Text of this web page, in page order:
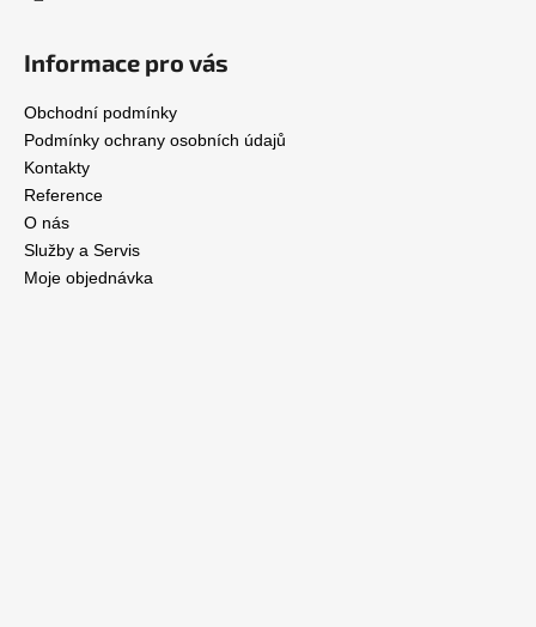
Informace pro vás
Obchodní podmínky
Podmínky ochrany osobních údajů
Kontakty
Reference
O nás
Služby a Servis
Moje objednávka